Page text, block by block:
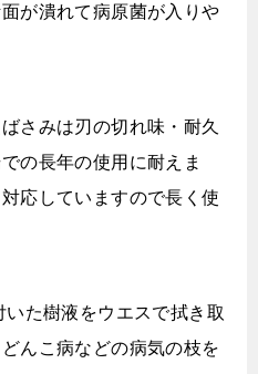
が潰れて病原菌が入りや
さみは刃の切れ味・耐久
の長年の使用に耐えま
応していますので長く使
た樹液をウエスで拭き取
んこ病などの病気の枝を